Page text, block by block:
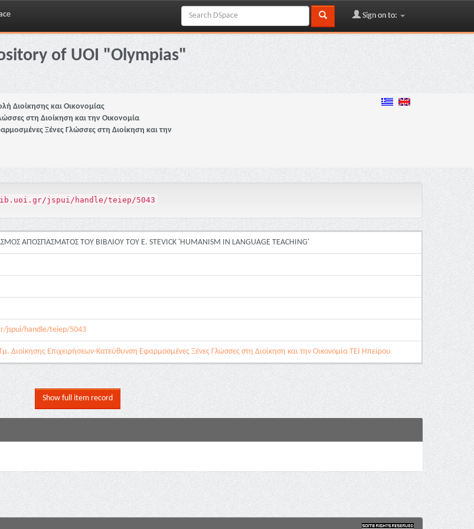
Sign on to:
of UOI "Olympias"
Διοίκησης και Οικονομίας
στη Διοίκηση και την Οικονομία
Ξένες Γλώσσες στη Διοίκηση και την
jspui/handle/teiep/5043
ΑΠΟΣΠΑΣΜΑΤΟΣ ΤΟΥ ΒΙΒΛΙΟΥ ΤΟΥ E. STEVICK 'HUMANISM IN LANGUAGE TEACHING'
jspui/handle/teiep/5043
Διοίκησης Επιχειρήσεων-Κατεύθυνση Εφαρμοσμένες Ξένες Γλώσσες στη Διοίκηση και την Οικονομία ΤΕΙ Ηπείρου
Show full item record